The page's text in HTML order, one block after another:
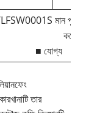
মান পূরণ করে,
করে।
■ যোগ্য □
তার